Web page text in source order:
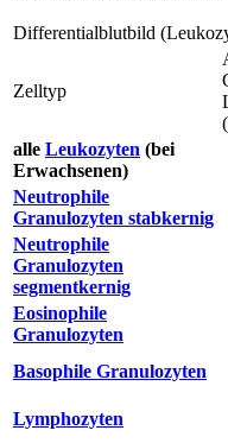
Differentialblutbild
Zelltyp
alle Leukozyten (bei
Erwachsenen)
Neutrophile
Granulozyten stabkernig
Neutrophile
Granulozyten
segmentkernig
Eosinophile
Granulozyten
Basophile Granulozyten
Lymphozyten